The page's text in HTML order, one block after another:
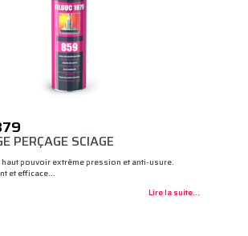
PERÇAGE SCIAGE
haut pouvoir extrême pression et anti-usure.
et efficace…
Lire la suite...